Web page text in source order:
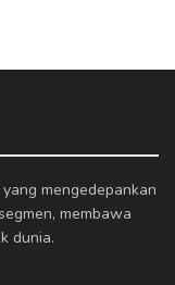
mengedepankan
membawa
dunia.